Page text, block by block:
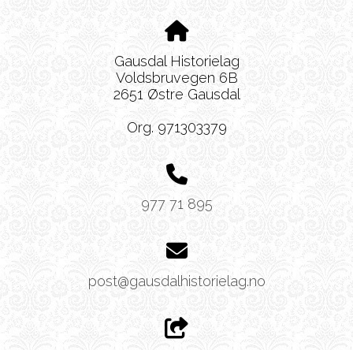
Gausdal Historielag
Voldsbruvegen 6B
2651 Østre Gausdal
Org. 971303379
977 71 895
post@gausdalhistorielag.no